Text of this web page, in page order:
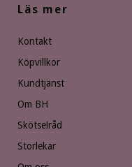
Läs mer
Kontakt
Köpvillkor
Kundtjänst
Om BH
Skötselråd
Storlekar